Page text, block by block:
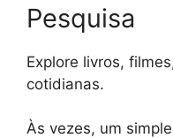
Pesquisa
Explore livros,
cotidianas.
Às vezes, um